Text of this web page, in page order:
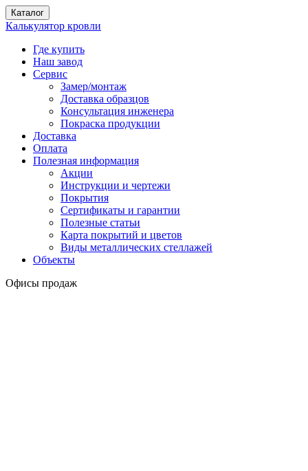
Каталог
Калькулятор кровли
Где купить
Наш завод
Сервис
Замер/монтаж
Доставка образцов
Консультация инженера
Покраска продукции
Доставка
Оплата
Полезная информация
Акции
Инструкции и чертежи
Покрытия
Сертификаты и гарантии
Полезные статьи
Карта покрытий и цветов
Виды металлических стеллажей
Объекты
Офисы продаж